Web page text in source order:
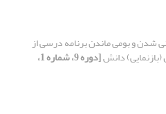
شدن و بومی ماندن برنامه درسی از
(بازنمایی) دانش [دوره 9، شماره 1،